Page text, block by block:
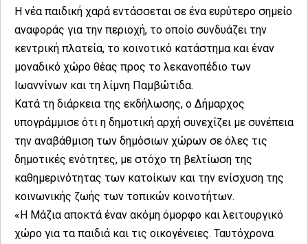
Η νέα παιδική χαρά εντάσσεται σε ένα ευρύτερο σημείο
αναφοράς για την περιοχή, το οποίο συνδυάζει την
κεντρική πλατεία, το κοινοτικό κατάστημα και έναν
μοναδικό χώρο θέας προς το λεκανοπέδιο των
Ιωαννίνων και τη λίμνη Παμβώτιδα.
Κατά τη διάρκεια της εκδήλωσης, ο Δήμαρχος
υπογράμμισε ότι η δημοτική αρχή συνεχίζει με συνέπεια
την αναβάθμιση των δημόσιων χώρων σε όλες τις
δημοτικές ενότητες, με στόχο τη βελτίωση της
καθημερινότητας των κατοίκων και την ενίσχυση της
κοινωνικής ζωής των τοπικών κοινοτήτων.
«Η Μάζια αποκτά έναν ακόμη όμορφο και λειτουργικό
χώρο για τα παιδιά και τις οικογένειες. Ταυτόχρονα